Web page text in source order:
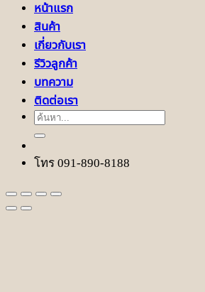
หน้าแรก
สินค้า
เกี่ยวกับเรา
รีวิวลูกค้า
บทความ
ติดต่อเรา
ค้นหา:
โทร 091-890-8188